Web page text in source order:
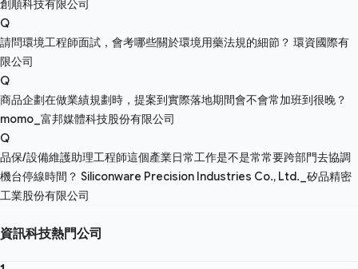
創順科技有限公司
Q
請問環境工程師面試，會考哪些關於環境用藥法規的細節？ 環資國際有
限公司
Q
商品企劃在做業績規劃時，提案到實際落地期間會不會常加班到很晚？
momo_富邦媒體科技股份有限公司
Q
品保/設備維護助理工程師這個產業日常工作是不是常常要跨部門去協調
機台停線時間？ Siliconware Precision Industries Co., Ltd._矽品精密
工業股份有限公司
資訊科技熱門公司